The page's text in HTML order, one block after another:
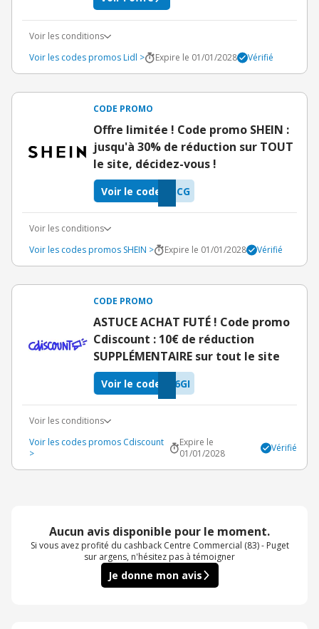
Voir les conditions
Voir les codes promos Lidl >
Expire le 01/01/2028 Vérifié
CODE PROMO
Offre limitée ! Code promo SHEIN :
jusqu'à 30% de réduction sur TOUT
le site, décidez-vous !
SCG
Voir le code
Voir les conditions
Voir les codes promos SHEIN >
Expire le 01/01/2028 Vérifié
CODE PROMO
ASTUCE ACHAT FUTÉ ! Code promo
Cdiscount : 10€ de réduction
SUPPLÉMENTAIRE sur tout le site
6GI
Voir le code
Voir les conditions
Voir les codes promos Cdiscount
>
Expire le
01/01/2028
Vérifié
Aucun avis disponible pour le moment.
Si vous avez profité du cashback Centre Commercial (83) - Puget
sur argens, n'hésitez pas à témoigner
Je donne mon avis